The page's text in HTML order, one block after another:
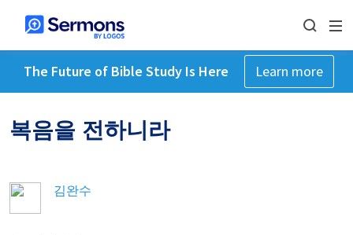
The Future of Bible Study Is Here Learn more
복음을 전하니라
김완수